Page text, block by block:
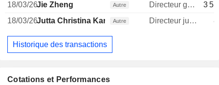
Cotations et Performances
18/03/26Jie Zheng Autre Directeur general
3
18/03/26Jutta Christina Karlsson
Autre Directeur juridique
Historique des transactions